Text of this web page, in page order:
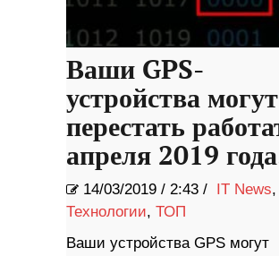
Ваши GPS-
устройства могут
перестать
апреля 2019
14/03/2019 / 2:43 / IT News,
Технологии, ТОП
Ваши устройства GPS могут